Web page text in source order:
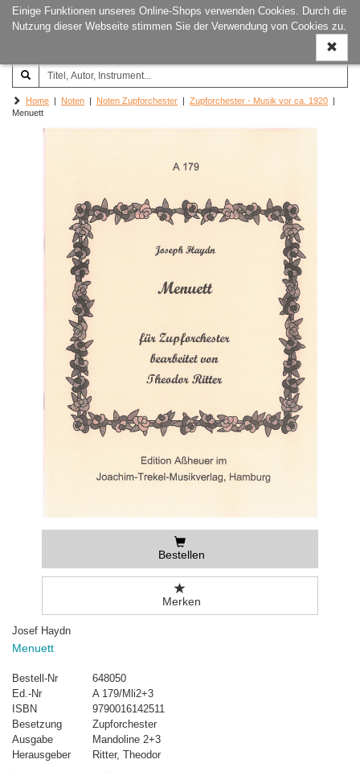
Einige Funktionen unseres Online-Shops verwenden Cookies. Durch die
Nutzung dieser Webseite stimmen Sie der Verwendung von Cookies zu.
ein-/
Joachim‐Trekel‐Musikverlag,
Hamburg
Home | Noten | Noten Zupforchester | Zupforchester - Musik vor ca. 1920 |
Menuett
Bestellen
Merken
Josef Haydn
Menuett
Bestell-Nr
648050
Ed.-Nr
A 179/Mli2+3
ISBN
9790016142511
Besetzung
Zupforchester
Ausgabe
Mandoline 2+3
Herausgeber
Ritter, Theodor